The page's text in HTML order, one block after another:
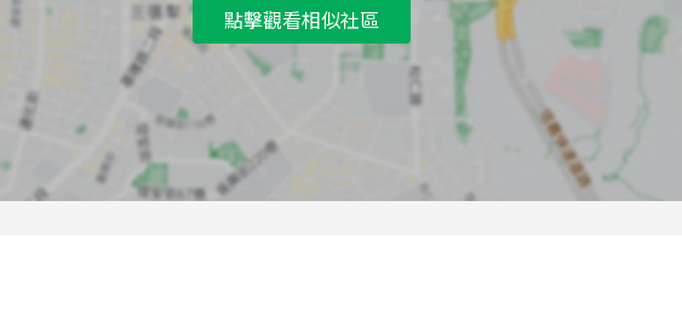
點擊觀看相似社區